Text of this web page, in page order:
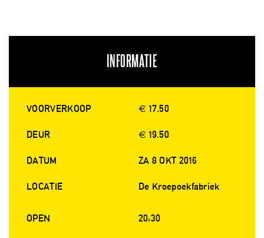
INFORMATIE
VOORVERKOOP € 17.50
DEUR € 19.50
DATUM ZA 8 OKT 2016
LOCATIE De Kroepoekfabriek
OPEN 20:30